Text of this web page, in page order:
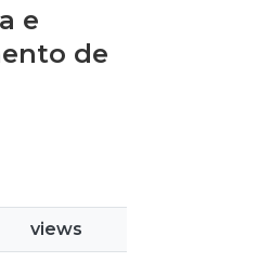
e
de
views